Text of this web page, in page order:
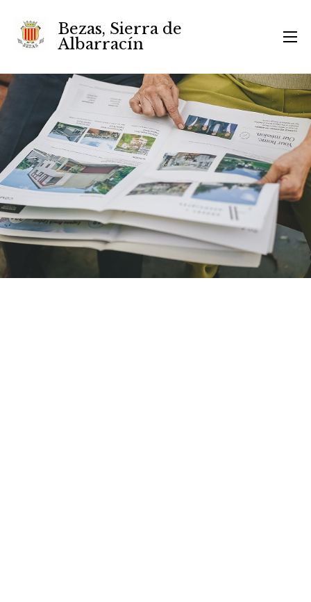
Bezas, Sierra de
Albarracín